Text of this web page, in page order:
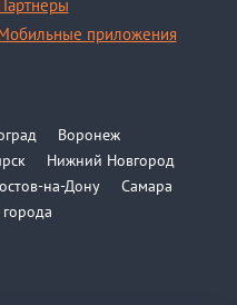
приложения
Воронеж
Нижний Новгород
на-Дону
Самара
города